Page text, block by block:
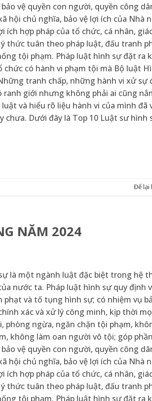
vệ quyền con người, quyền công
hội chủ nghĩa, bảo vệ lợi ích của Nhà
ích hợp pháp của tổ chức, cá nhân,
thức tuân theo pháp luật, đấu tranh
tội phạm. Pháp luật hình sự đặt ra
chức có hành vi phạm tội mà Bộ luật
tranh chấp, những hành vi xử sự
ranh giới nhưng không phải ai cũng
và hiểu rõ liệu hành vi của mình đã
chưa. Dưới đây là Top 10 Luật sư hình
Để lại
NĂM 2024
là một ngành luật đặc biệt trong hệ
nước ta. Pháp luật hình sự quy định
phạt và tố tụng hình sự; có nhiệm vụ
xác và xử lý công minh, kịp thời
phòng ngừa, ngăn chặn tội phạm,
không làm oan người vô tội; góp
vệ quyền con người, quyền công
hội chủ nghĩa, bảo vệ lợi ích của Nhà
ích hợp pháp của tổ chức, cá nhân,
thức tuân theo pháp luật, đấu tranh
tội phạm. Pháp luật hình sự đặt ra